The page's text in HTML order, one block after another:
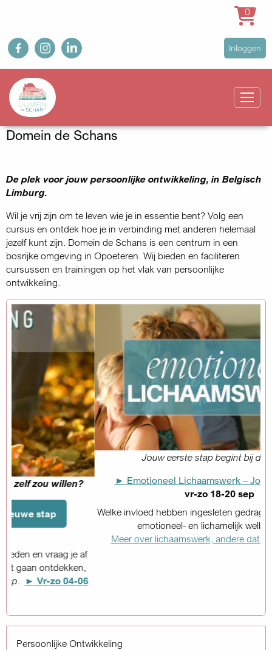
Overslaan
en
naar
inhoud
gaan
fb ig in
User
account
Inloggen
Main
navigation
0
Domein de Schans
De plek voor jouw persoonlijke ontwikkeling, in Belgisch
Limburg.
Wil je vrij zijn om te leven wie je in essentie bent? Volg een
cursus en ontdek hoe je in verbinding met anderen helemaal
jezelf kunt zijn. Domein de Schans is een centrum in een
bosrijke omgeving in Opoeteren. Wij bieden en faciliteren
cursussen en trainingen op het vlak van persoonlijke
ontwikkeling.
Jouw eerste stap begint bij de 'basis'.
►Emotioneel Lichaamswerk – Jouw eerste stap
Welke invloed hebben ingesleten gedragspatronen op jouw
emotioneel- en lichamelijk welbevinden?
Meer over lichaamswerk, andere data en aanmelden.
Persoonlijke Ontwikkeling